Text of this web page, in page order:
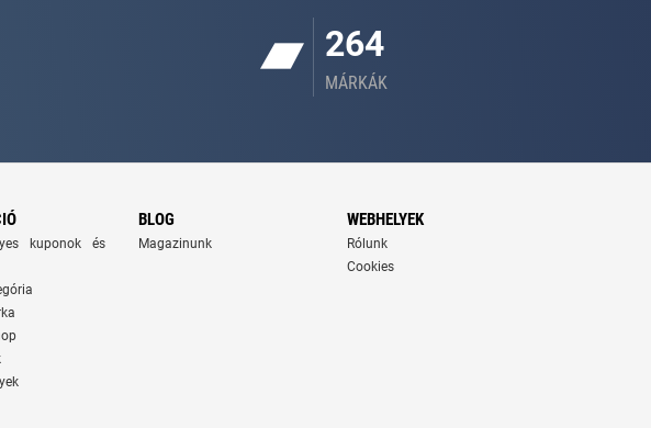
264
MÁRKÁK
kuponok és
BLOG
Magazinunk
WEBHELYEK
Rólunk
Cookies